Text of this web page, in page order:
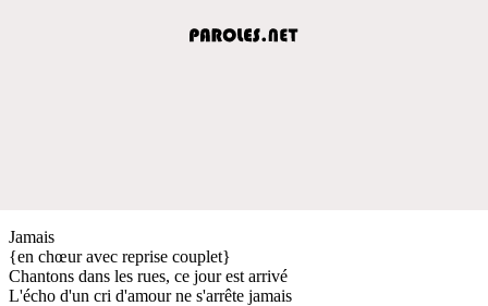
Jamais
{en chœur avec reprise couplet}
Chantons dans les rues, ce jour est arrivé
L'écho d'un cri d'amour ne s'arrête jamais